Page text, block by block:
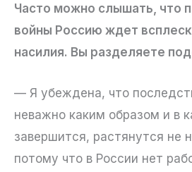
Часто можно слышать, что
войны Россию ждет
насилия. Вы разделяете
— Я убеждена, что
неважно каким образом и в
завершится, растянутся не
потому что в России нет